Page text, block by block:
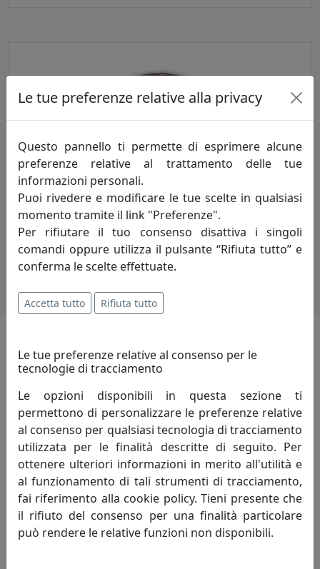
Faretti a incasso da soffitto
oltre100prodotti
i più visitati
scopri iprodottiche hanno riscosso
maggior interesse
sconto
8%
Le tue preferenze relative alla privacy
Questo pannello ti permette di esprimere alcune
preferenze relative al trattamento delle tue
informazioni personali.
Puoi rivedere e modificare le tue scelte in qualsiasi
momento tramite il link "Preferenze".
Per rifiutare il tuo consenso disattiva i singoli
comandi oppure utilizza il pulsante “Rifiuta tutto” e
conferma le scelte effettuate.
Accetta tutto Rifiuta tutto
Le tue preferenze relative al consenso per le
tecnologie di tracciamento
Le opzioni disponibili in questa sezione ti
permettono di personalizzare le preferenze relative
al consenso per qualsiasi tecnologia di tracciamento
utilizzata per le finalità descritte di seguito. Per
ottenere ulteriori informazioni in merito all'utilità e
al funzionamento di tali strumenti di tracciamento,
fai riferimento alla cookie policy. Tieni presente che
il rifiuto del consenso per una finalità particolare
può rendere le relative funzioni non disponibili.